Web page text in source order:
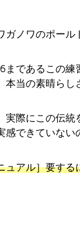
ガノワのポール
まであるこの
本当の素晴らし
実際にこの伝統
感できていない
ュアル］要す